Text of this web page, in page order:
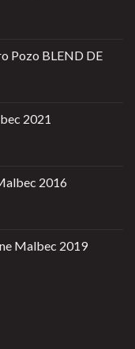
Pozo BLEND DE
2021
2016
Malbec 2019